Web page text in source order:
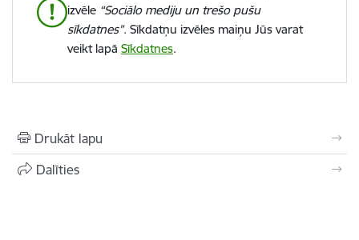
izvēle “Sociālo mediju un trešo pušu
sīkdatnes”. Sīkdatņu izvēles maiņu Jūs varat
veikt lapā Sīkdatnes.
Drukāt lapu
Dalīties